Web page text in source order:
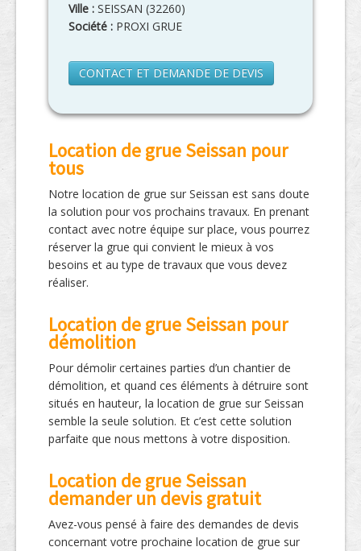
Ville : SEISSAN (32260)
Société : PROXI GRUE
CONTACT ET DEMANDE DE DEVIS
Location de grue Seissan pour
tous
Notre location de grue sur Seissan est sans doute
la solution pour vos prochains travaux. En prenant
contact avec notre équipe sur place, vous pourrez
réserver la grue qui convient le mieux à vos
besoins et au type de travaux que vous devez
réaliser.
Location de grue Seissan pour
démolition
Pour démolir certaines parties d’un chantier de
démolition, et quand ces éléments à détruire sont
situés en hauteur, la location de grue sur Seissan
semble la seule solution. Et c’est cette solution
parfaite que nous mettons à votre disposition.
Location de grue Seissan
demander un devis gratuit
Avez-vous pensé à faire des demandes de devis
concernant votre prochaine location de grue sur